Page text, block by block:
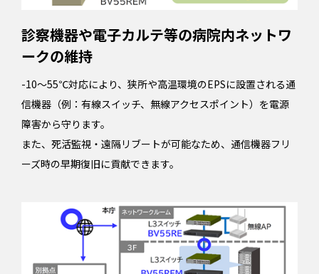
診察機器や電子カルテ等の病院内ネットワ
ークの維持
-10～55℃対応により、狭所や高温環境のEPSに設置される通
信機器（例：有線スイッチ、無線アクセスポイント）を電源
障害から守ります。
また、死活監視・遠隔リブートが可能なため、通信機器フリ
ーズ時の早期復旧に貢献できます。